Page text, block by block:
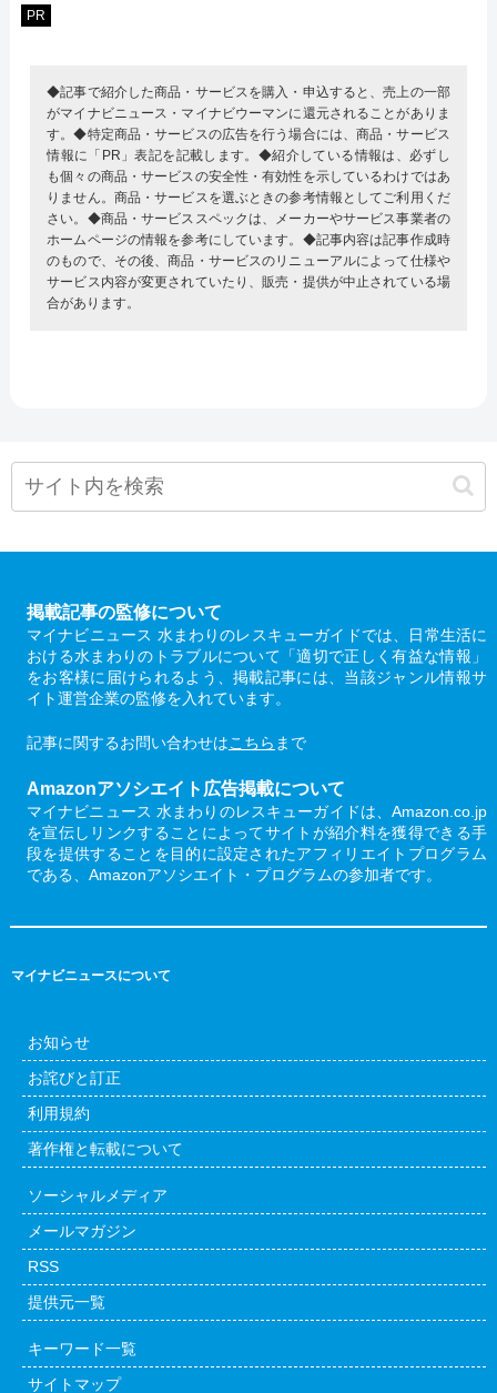
PR
◆記事で紹介した商品・サービスを購入・申込すると、売上の一部
がマイナビニュース・マイナビウーマンに還元されることがありま
す。◆特定商品・サービスの広告を行う場合には、商品・サービス
情報に「PR」表記を記載します。◆紹介している情報は、必ずし
も個々の商品・サービスの安全性・有効性を示しているわけではあ
りません。商品・サービスを選ぶときの参考情報としてご利用くだ
さい。◆商品・サービススペックは、メーカーやサービス事業者の
ホームページの情報を参考にしています。◆記事内容は記事作成時
のもので、その後、商品・サービスのリニューアルによって仕様や
サービス内容が変更されていたり、販売・提供が中止されている場
合があります。
掲載記事の監修について
マイナビニュース 水まわりのレスキューガイドでは、日常生活に
おける水まわりのトラブルについて「適切で正しく有益な情報」
をお客様に届けられるよう、掲載記事には、当該ジャンル情報サ
イト運営企業の監修を入れています。
記事に関するお問い合わせはこちら まで
Amazonアソシエイト広告掲載について
マイナビニュース 水まわりのレスキューガイドは、Amazon.co.jp
を宣伝しリンクすることによってサイトが紹介料を獲得できる手
段を提供することを目的に設定されたアフィリエイトプログラム
である、Amazonアソシエイト・プログラムの参加者です。
マイナビニュースについて
お知らせ
お詫びと訂正
利用規約
著作権と転載について
ソーシャルメディア
メールマガジン
RSS
提供元一覧
キーワード一覧
サイトマップ